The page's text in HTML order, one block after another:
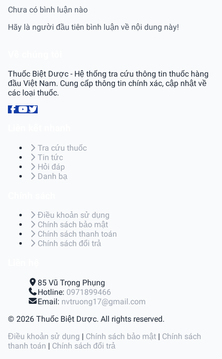
Chưa có bình luận nào
Hãy là người đầu tiên bình luận về nội dung này!
Thuốc Biệt Dược - Hệ thống tra cứu thông tin thuốc hàng
đầu Việt Nam. Cung cấp thông tin chính xác, cập nhật về
các loại thuốc.
Tra cứu thuốc
Tin tức
Hỏi đáp
Danh bạ
Điều khoản sử dụng
Chính sách bảo mật
Chính sách thanh toán
Chính sách đổi trả
85 Vũ Trọng Phụng
Hotline: 0971899466
Email: nvtruong17@gmail.com
© 2026 Thuốc Biệt Dược. All rights reserved.
Điều khoản sử dụng | Chính sách bảo mật | Chính sách
thanh toán | Chính sách đổi trả